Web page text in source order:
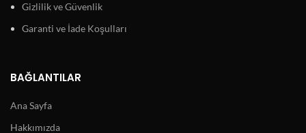
Gizlilik ve Güvenlik
Garanti ve İade Koşulları
BAĞLANTILAR
Ana Sayfa
Hakkımızda